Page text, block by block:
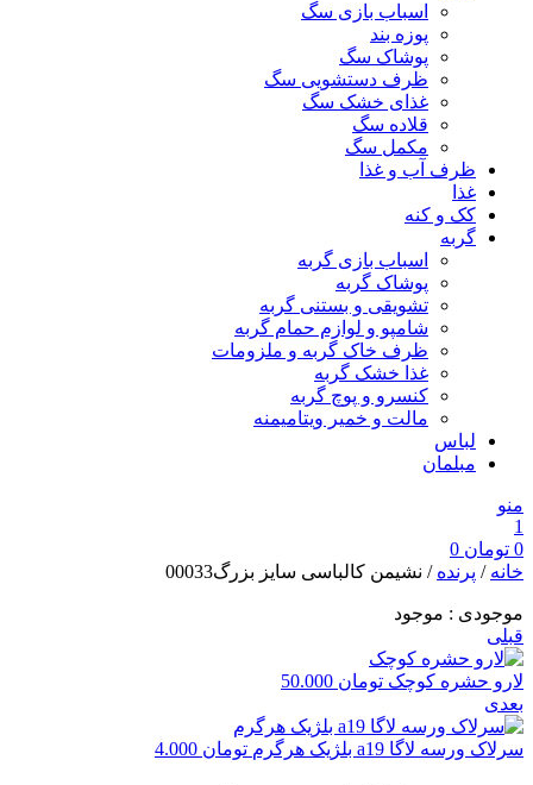
اسباب بازی سگ
پوزه بند
پوشاک سگ
ظرف دستشویی سگ
غذای خشک سگ
قلاده سگ
مکمل سگ
ظرف آب و غذا
غذا
کک و کنه
گربه
اسباب بازی گربه
پوشاک گربه
تشویقی و بستنی گربه
شامپو و لوازم حمام گربه
ظرف خاک گربه و ملزومات
غذا خشک گربه
کنسرو و پوچ گربه
مالت و خمیر ویتامیمنه
لباس
مبلمان
منو
1
0 تومان
خانه / پرنده / نشیمن کالباسی سایز بزرگ00033
موجودی : موجود
قبلی
لارو حشره کوچک تومان
بعدی
سرلاک ورسه لاگا a19 بلژیک هرگرم تومان